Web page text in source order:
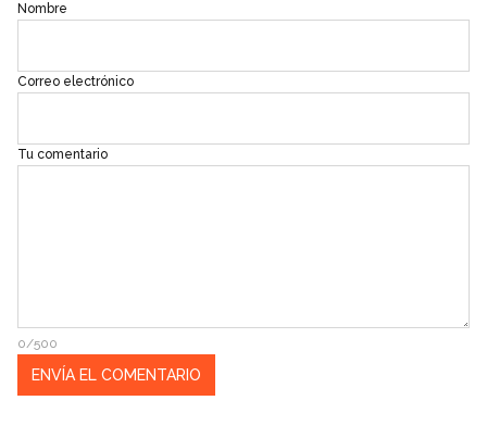
Nombre
Correo electrónico
Tu comentario
0/500